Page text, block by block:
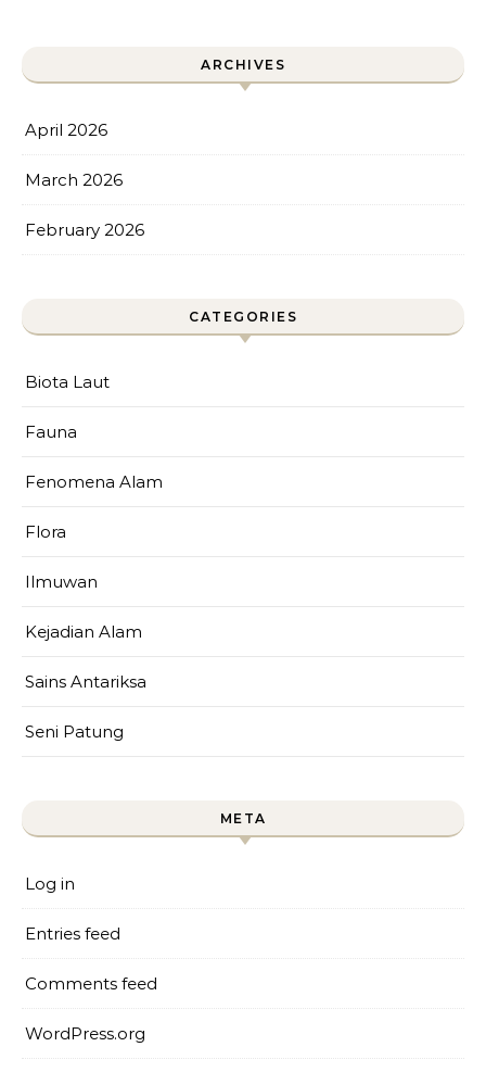
ARCHIVES
April 2026
March 2026
February 2026
CATEGORIES
Biota Laut
Fauna
Fenomena Alam
Flora
Ilmuwan
Kejadian Alam
Sains Antariksa
Seni Patung
META
Log in
Entries feed
Comments feed
WordPress.org